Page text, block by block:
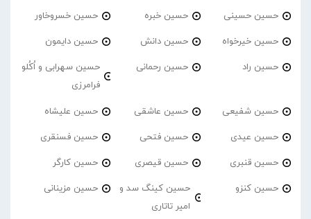
حسین حسینی حسین خبره حسین خسروخاور
حسین خیرخواه حسین دانش حسین دایمون
حسین راد حسین رحمانی
حسین سهرابی و اُکُلو
فرامرزی
حسین شفیعی حسین عاشقی حسین علیشاه
حسین عیدی حسین فتحی حسین فسنقری
حسین قنبری حسین قیصری حسین کارگر
حسین کنزو
حسین کینگ سد و
امیر تاتاری
حسین مزینانی